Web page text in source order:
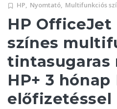
HP, Nyomtató, Multifunkciós
HP OfficeJet
színes
tintasugaras
HP+ 3
előfizetéssel